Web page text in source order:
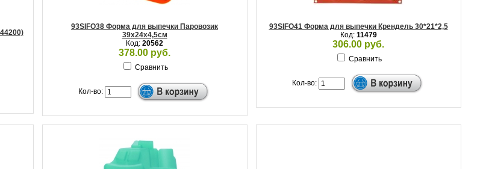
93SIFO38 Форма для выпечки Паровозик
39х24х4,5см
Код: 20562
378.00 руб.
Сравнить
Кол-во:
93SIFO41 Форма для выпечки Крендель 30*21*2,5
Код: 11479
306.00 руб.
Сравнить
Кол-во: